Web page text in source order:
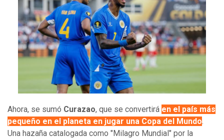
Ahora, se sumó Curazao, que se convertirá en el país más
pequeño en el planeta en jugar una Copa del Mundo.
Una hazaña catalogada como "Milagro Mundial" por la